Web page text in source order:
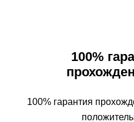
100%
100% гарантия